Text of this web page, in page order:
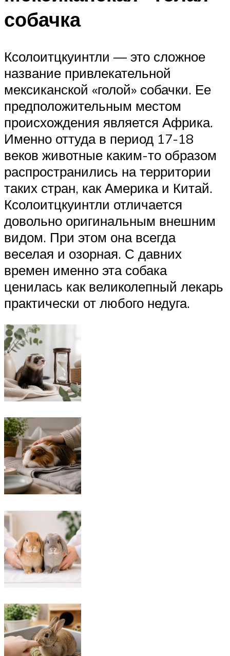
собачка
Ксолоитцкуинтли — это сложное
название привлекательной
мексиканской «голой» собачки. Ее
предположительным местом
происхождения является Африка.
Именно оттуда в период 17-18
веков животные каким-то образом
распространились на территории
таких стран, как Америка и Китай.
Ксолоитцкуинтли отличается
довольно оригинальным внешним
видом. При этом она всегда
веселая и озорная. С давних
времен именно эта собака
ценилась как великолепный лекарь
практически от любого недуга.